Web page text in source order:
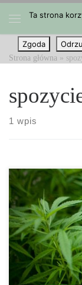
Przejdź do treści
Strona główna »
1 wpis
Podobnie jak w
doświadczyć
jest oczywiście
może mieć
przeciwzapalne,
Ta strona
Zgoda